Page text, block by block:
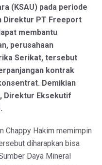
(KSAU) pada periode
Direktur PT Freeport
membantu
perusahaan
Serikat, tersebut
kontrak
Demikian
Direktur Eksekutif
Chappy Hakim memimpin
diharapkan bisa
Daya Mineral